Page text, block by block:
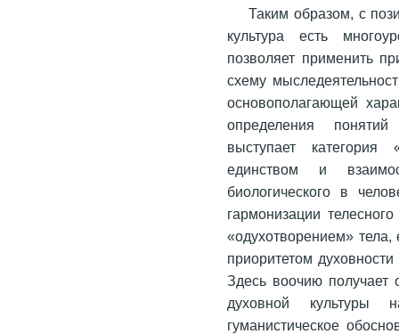
Таким образом, с
культура есть
позволяет применить
схему
основополагающей
определения понятий
выступает категория
единством и
биологического в
гармонизации
«одухотворением»
приоритетом
Здесь воочию получает
духовной культуры
гуманистическое